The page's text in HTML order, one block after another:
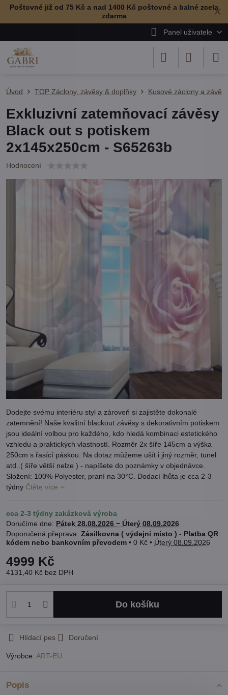
✕
Poštovné již od 75 Kč a nad 1400 Kč poštovné a balné zcela
zdarma
Panel uživatele
Úvod TOP Záclony, závěsy & doplňky Kusové záclony a
Exkluzivní zatemňovací závěsy
Black out s potiskem
2x145x250cm - S65263b
Hodnocení
Dodejte svému interiéru styl a zároveň si zajistěte dokonalé
zatemnění! Naše kvalitní blackout závěsy s dekorativním potiskem
jsou ideální volbou pro každého, kdo hledá kombinaci estetického
vzhledu a praktických vlastností. Rozměr 2x šíře 145cm a výška
250cm s řasící páskou. Na dotaz můžeme ušít i jiný rozměr, tunel
atd..( šíře větší nelze ) - napíšete do poznámky v objednávce.
Složení: 100% Polyester, praní na 30°C. Dodací lhůta je cca 2-3
týdny Čtěte více
cca 2-3 týdny zakázková výroba
Doručíme dne: Pátek 28.08.2026 − Úterý 08.09.2026
Zásilkovna ( výdejní místo ) - Platba QR
kódem nebo bankovním převodem • 0 Kč • Úterý 08.09.2026
4999 Kč
4131,40 Kč bez DPH
Do košíku
Hlídací pes Doručení
Výrobce: ART-EU
Popis